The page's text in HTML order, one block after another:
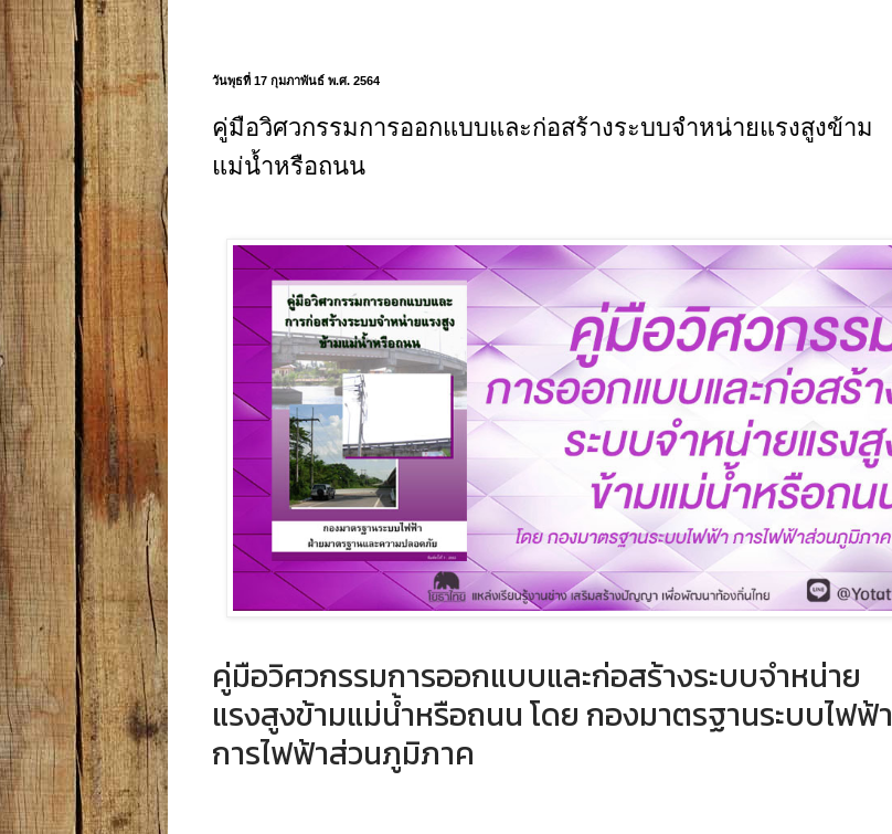
วันพุธที่ 17 กุมภาพันธ์ พ.ศ. 2564
คู่มือวิศวกรรมการออกแบบและก่อสร้างระบบจำหน่ายแรงสูงข้าม
แม่น้ำหรือถนน
คู่มือวิศวกรรมการออกแบบและก่อสร้างระบบจำหน่าย
แรงสูงข้ามแม่น้ำหรือถนน ​โดย กองมาตรฐานระบบไฟฟ้า
การไฟฟ้าส่วนภูมิภาค